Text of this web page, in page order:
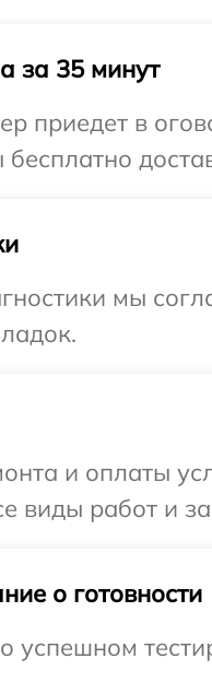
за 35 минут
приедет в
мы
и оплаты
виды работ и
о готовности